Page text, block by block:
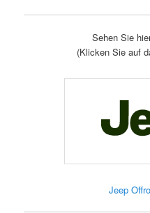
Sehen Sie
(Klicken Sie auf
Jeep